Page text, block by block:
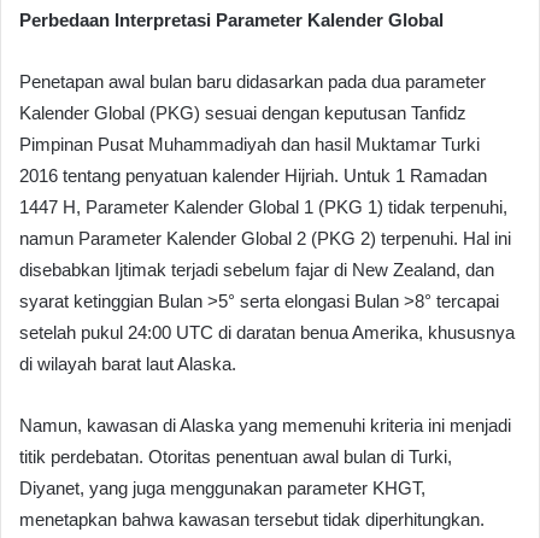
Perbedaan Interpretasi Parameter Kalender Global
Penetapan awal bulan baru didasarkan pada dua parameter
Kalender Global (PKG) sesuai dengan keputusan Tanfidz
Pimpinan Pusat Muhammadiyah dan hasil Muktamar Turki
2016 tentang penyatuan kalender Hijriah. Untuk 1 Ramadan
1447 H, Parameter Kalender Global 1 (PKG 1) tidak terpenuhi,
namun Parameter Kalender Global 2 (PKG 2) terpenuhi. Hal ini
disebabkan Ijtimak terjadi sebelum fajar di New Zealand, dan
syarat ketinggian Bulan >5° serta elongasi Bulan >8° tercapai
setelah pukul 24:00 UTC di daratan benua Amerika, khususnya
di wilayah barat laut Alaska.
Namun, kawasan di Alaska yang memenuhi kriteria ini menjadi
titik perdebatan. Otoritas penentuan awal bulan di Turki,
Diyanet, yang juga menggunakan parameter KHGT,
menetapkan bahwa kawasan tersebut tidak diperhitungkan.